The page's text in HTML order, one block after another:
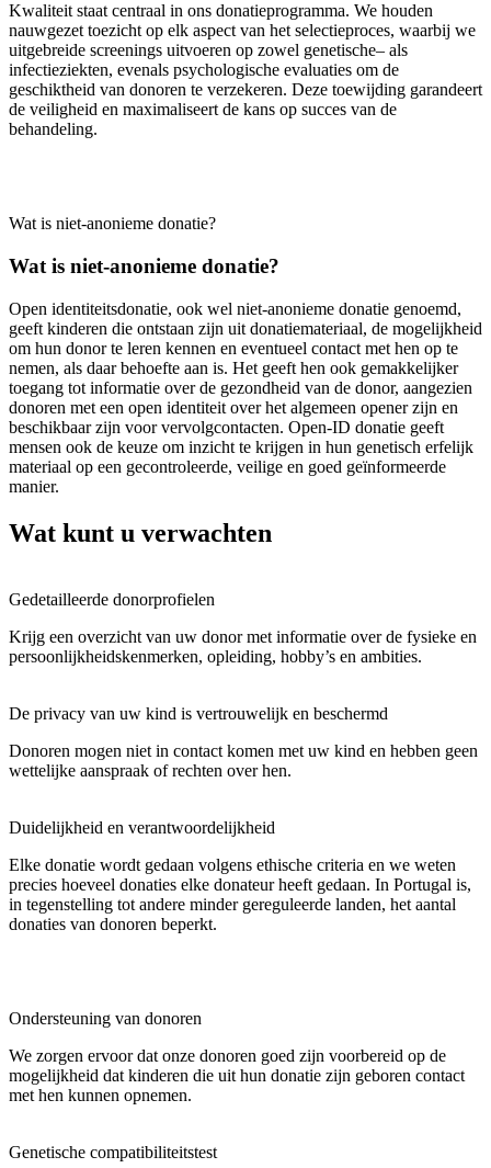
Kwaliteit staat centraal in ons donatieprogramma. We houden
nauwgezet toezicht op elk aspect van het selectieproces, waarbij we
uitgebreide screenings uitvoeren op zowel genetische– als
infectieziekten, evenals psychologische evaluaties om de
geschiktheid van donoren te verzekeren. Deze toewijding garandeert
de veiligheid en maximaliseert de kans op succes van de
behandeling.
Wat is niet-anonieme donatie?
Wat is niet-anonieme donatie?
Open identiteitsdonatie, ook wel niet-anonieme donatie genoemd,
geeft kinderen die ontstaan zijn uit donatiemateriaal, de mogelijkheid
om hun donor te leren kennen en eventueel contact met hen op te
nemen, als daar behoefte aan is. Het geeft hen ook gemakkelijker
toegang tot informatie over de gezondheid van de donor, aangezien
donoren met een open identiteit over het algemeen opener zijn en
beschikbaar zijn voor vervolgcontacten. Open-ID donatie geeft
mensen ook de keuze om inzicht te krijgen in hun genetisch erfelijk
materiaal op een gecontroleerde, veilige en goed geïnformeerde
manier.
Wat kunt u verwachten
Gedetailleerde donorprofielen
Krijg een overzicht van uw donor met informatie overde fysieke en
persoonlijkheidskenmerken, opleiding, hobby’s en ambities.
De privacy van uw kind is vertrouwelijk en beschermd
Donoren mogen niet in contact komen met uw kind en hebben geen
wettelijke aanspraak of rechten over hen.
Duidelijkheid en verantwoordelijkheid
Elke donatie wordt gedaan volgens ethische criteria en we weten
precies hoeveel donaties elke donateur heeft gedaan. In Portugal is,
in tegenstelling tot andere minder gereguleerde landen, het aantal
donaties van donoren beperkt.
Ondersteuning van donoren
We zorgen ervoor dat onze donoren goed zijn voorbereid op de
mogelijkheid dat kinderen die uit hun donatie zijn geboren contact
met hen kunnen opnemen.
Genetische compatibiliteitstest